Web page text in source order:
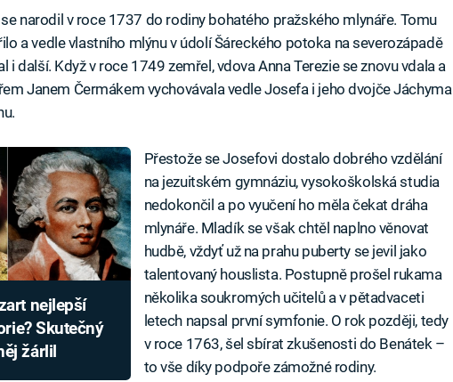
narodil v roce 1737 do rodiny bohatého pražského mlynáře. Tomu
a vedle vlastního mlýnu v údolí Šáreckého potoka na severozápadě
i další. Když v roce 1749 zemřel, vdova Anna Terezie se znovu vdala a
Janem Čermákem vychovávala vedle Josefa i jeho dvojče Jáchyma
nejlepší
Skutečný
žárlil
Přestože se Josefovi dostalo dobrého vzdělání
na jezuitském gymnáziu, vysokoškolská studia
nedokončil a po vyučení ho měla čekat dráha
mlynáře. Mladík se však chtěl naplno věnovat
hudbě, vždyť už na prahu puberty se jevil jako
talentovaný houslista. Postupně prošel rukama
několika soukromých učitelů a v pětadvaceti
letech napsal první symfonie. O rok později, tedy
v roce 1763, šel sbírat zkušenosti do Benátek –
to vše díky podpoře zámožné rodiny.